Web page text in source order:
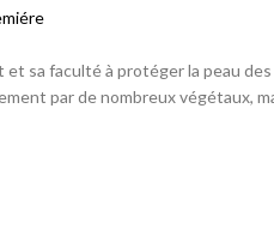
sa faculté à protéger la peau
par de nombreux végétaux,